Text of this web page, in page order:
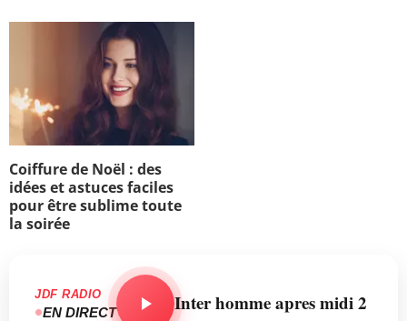
Coiffure de Noël : des
idées et astuces faciles
pour être sublime toute
la soirée
JDF RADIO
EN DIRECT Inter homme apres midi 2